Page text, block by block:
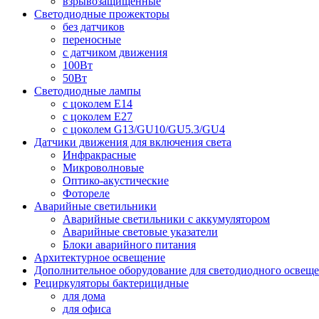
Светодиодные прожекторы
без датчиков
переносные
с датчиком движения
100Вт
50Вт
Светодиодные лампы
с цоколем E14
с цоколем E27
с цоколем G13/GU10/GU5.3/GU4
Датчики движения для включения света
Инфракрасные
Микроволновые
Оптико-акустические
Фотореле
Аварийные светильники
Аварийные светильники с аккумулятором
Аварийные световые указатели
Блоки аварийного питания
Архитектурное освещение
Дополнительное оборудование для светодиодного
Рециркуляторы бактерицидные
для дома
для офиса